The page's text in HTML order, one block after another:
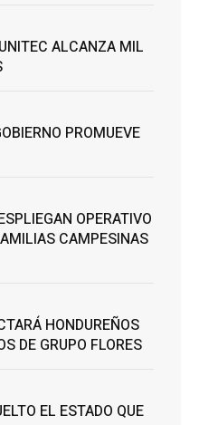
ALCANZA MIL
PROMUEVE
OPERATIVO
CAMPESINAS
HONDUREÑOS
DE GRUPO FLORES
EL ESTADO QUE